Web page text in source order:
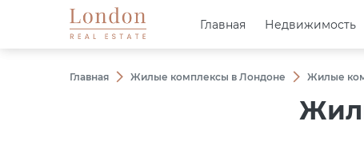
Главная Недвижимость
Главная Недвижимость
Главная Жилые комплексы в Лондоне Жилые